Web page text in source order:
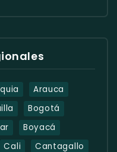
Arauca
Bogotá
Boyacá
Cali Cantagallo